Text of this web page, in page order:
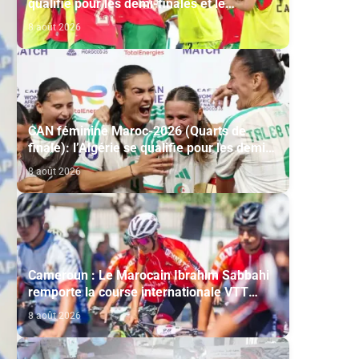
qualifie pour les demi-finales et le
Mondial-2027 après sa victoire face à
l’Afrique du Sud (2-1)
8 août 2026
CAN féminine Maroc-2026 (Quarts de
finale): l’Algérie se qualifie pour les demi-
finales en battant la Côte d’Ivoire (2-1)
8 août 2026
Cameroun : Le Marocain Ibrahim Sabbahi
remporte la course internationale VTT
"Chantal Biya"
8 août 2026